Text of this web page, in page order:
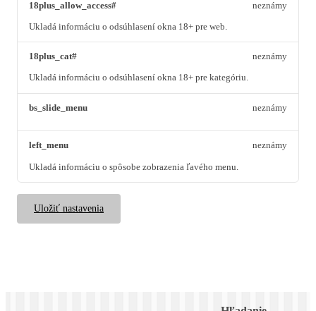
18plus_allow_access#
Ukladá informáciu o odsúhlasení okna 18+ pre web.
neznámy
18plus_cat#
Ukladá informáciu o odsúhlasení okna 18+ pre kategóriu.
neznámy
bs_slide_menu neznámy
left_menu
Ukladá informáciu o spôsobe zobrazenia ľavého menu.
neznámy
Uložiť nastavenia